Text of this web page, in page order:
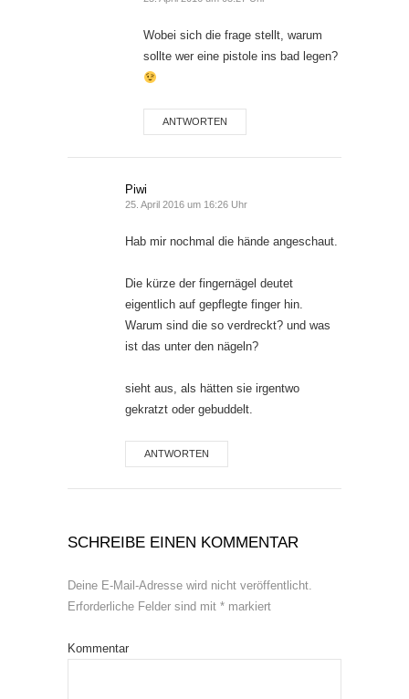
Wobei sich die frage stellt, warum
sollte wer eine pistole ins bad legen?
ANTWORTEN
Piwi
25. April 2016 um 16:26 Uhr
Hab mir nochmal die hände angeschaut.
Die kürze der fingernägel deutet
eigentlich auf gepflegte finger hin.
Warum sind die so verdreckt? und was
ist das unter den nägeln?
sieht aus, als hätten sie irgentwo
gekratzt oder gebuddelt.
ANTWORTEN
SCHREIBE EINEN KOMMENTAR
Deine E-Mail-Adresse wird nicht veröffentlicht.
Erforderliche Felder sind mit * markiert
Kommentar